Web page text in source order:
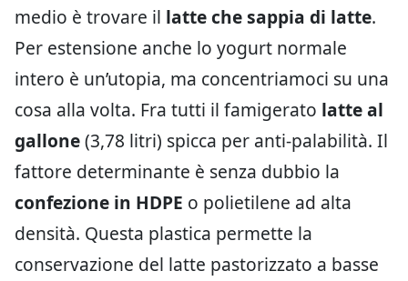
medio è trovare il latte che sappia di latte.
Per estensione anche lo yogurt normale
intero è un’utopia, ma concentriamoci su una
cosa alla volta. Fra tutti il famigerato latte al
gallone(3,78 litri) spicca per anti-palabilità. Il
fattore determinante è senza dubbio la
confezione in HDPE o polietilene ad alta
densità. Questa plastica permette la
conservazione del latte pastorizzato a basse